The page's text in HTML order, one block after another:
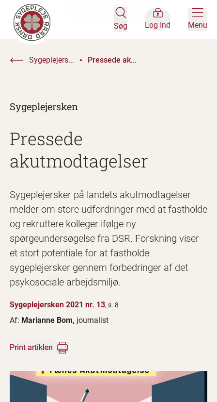
Søg Log Ind Menu
Sygeplejers... Pressede ak...
Sygeplejersken
Pressede
akutmodtagelser
Sygeplejersker på landets akutmodtagelser
melder om store udfordringer med at fastholde
og rekruttere kolleger ifølge ny
spørgeundersøgelse fra DSR. Forskning viser
et stort potentiale for at fastholde
sygeplejersker gennem forbedringer af det
psykosociale arbejdsmiljø.
Sygeplejersken 2021 nr. 13, s. 8
Af: Marianne Bom, journalist
Print artiklen